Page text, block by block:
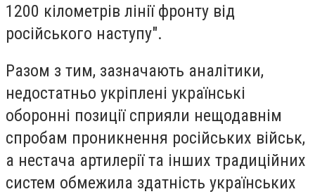
1200 кілометрів лінії фронту від
російського наступу".
Разом з тим, зазначають аналітики,
недостатньо укріплені українські
оборонні позиції сприяли нещодавнім
спробам проникнення російських військ,
а нестача артилерії та інших традиційних
систем обмежила здатність українських